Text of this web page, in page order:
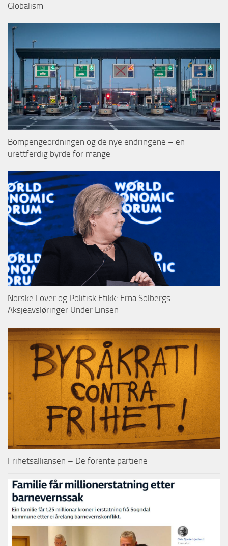
Globalism
Bompengeordningen og de nye endringene – en
urettferdig byrde for mange
Norske Lover og Politisk Etikk: Erna Solbergs
Aksjeavsløringer Under Linsen
Frihetsalliansen – De forente partiene